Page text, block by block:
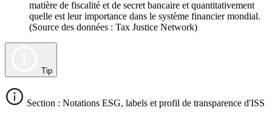
matière de fiscalité et de secret bancaire et quantitativement
quelle est leur importance dans le système financier mondial.
(Source des données : Tax Justice Network)
Tip
Section : Notations ESG, labels et profil de transparence d'ISS